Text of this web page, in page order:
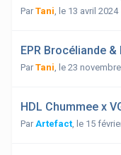
Par Tani le 13 avril 2024
EPR Brocéliande
Par Tani le 23
HDL Chummee x
Par Artefact le 15